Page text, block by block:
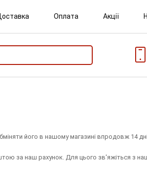
Оплата Акції
його в нашому магазині впродовж 14
за наш рахунок. Для цього зв'яжіться з